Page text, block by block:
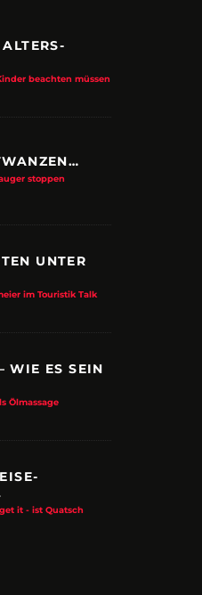
ZUPANCIC
beachten müssen
stoppen
UNTER
im Touristik Talk
WIE ES SEIN
Ölmassage
it - ist Quatsch